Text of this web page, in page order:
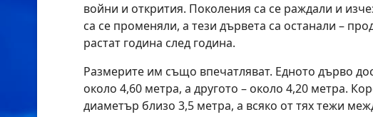
войни и открития. Поколения са се раждали и
са се променяли, а тези дървета са останали –
растат година след година.
Размерите им също впечатляват. Едното дърво
около 4,60 метра, а другото – около 4,20 метра.
диаметър близо 3,5 метра, а всяко от тях тежи